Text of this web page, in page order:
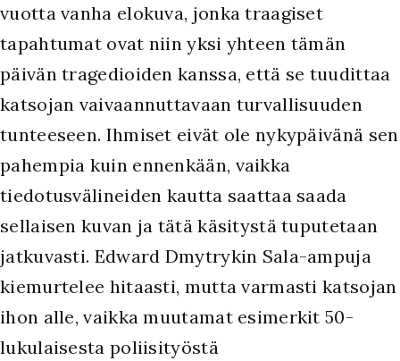
vuotta vanha elokuva, jonka traagiset
tapahtumat ovat niin yksi yhteen tämän
päivän tragedioiden kanssa, että se tuudittaa
katsojan vaivaannuttavaan turvallisuuden
tunteeseen. Ihmiset eivät ole nykypäivänä sen
pahempia kuin ennenkään, vaikka
tiedotusvälineiden kautta saattaa saada
sellaisen kuvan ja tätä käsitystä tuputetaan
jatkuvasti. Edward Dmytrykin Sala-ampuja
kiemurtelee hitaasti, mutta varmasti katsojan
ihon alle, vaikka muutamat esimerkit 50-
lukulaisesta poliisityöstä